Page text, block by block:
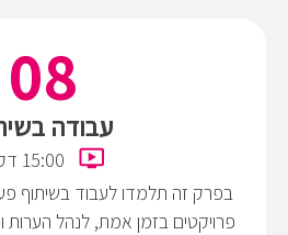
עבודה
בפרק זה תלמדו לעבוד בשיתוף
פרויקטים בזמן אמת, לנהל
15:00 דקות